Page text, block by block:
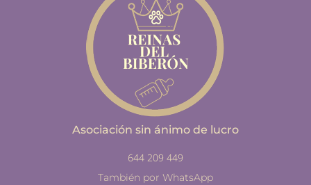
Asociación sin ánimo de lucro
644 209 449
También por WhatsApp